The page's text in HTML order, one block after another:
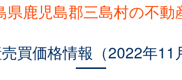
県鹿児島郡三島村の不動
買価格情報（2022年11